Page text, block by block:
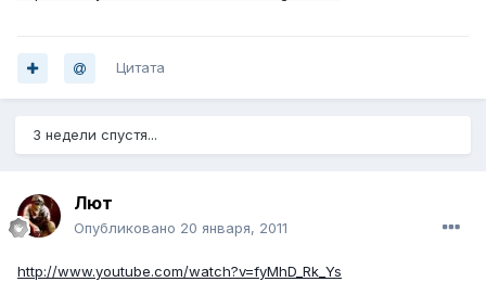
Цитата
3 недели спустя...
Лют
Опубликовано 20 января, 2011
http://www.youtube.com/watch?v=fyMhD_Rk_Ys